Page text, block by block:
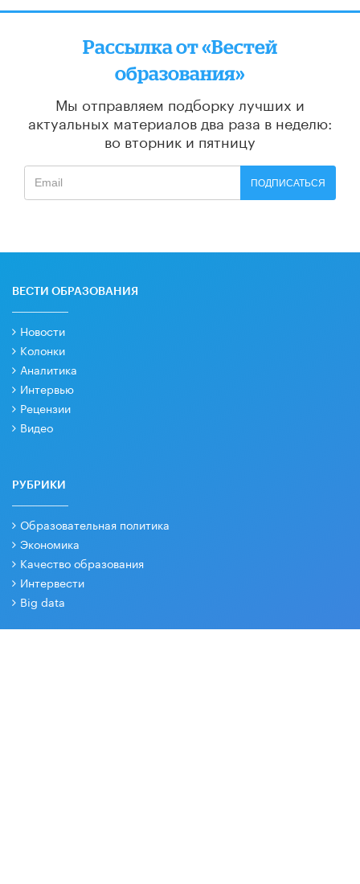
Рассылка от «Вестей
образования»
Мы отправляем подборку лучших и
актуальных материалов два раза в неделю:
во вторник и пятницу
ПОДПИСАТЬСЯ
ВЕСТИ ОБРАЗОВАНИЯ
Новости
Колонки
Аналитика
Интервью
Рецензии
Видео
РУБРИКИ
Образовательная политика
Экономика
Качество образования
Интервести
Big data